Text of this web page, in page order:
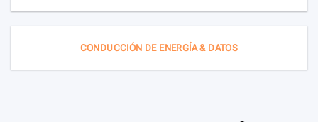
CONDUCCIÓN DE ENERGÍA & DATOS